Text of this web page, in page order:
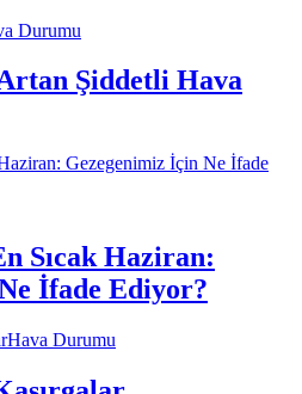
Durumu
Şiddetli Hava
Sıcak Haziran:
İfade Ediyor?
Hava Durumu